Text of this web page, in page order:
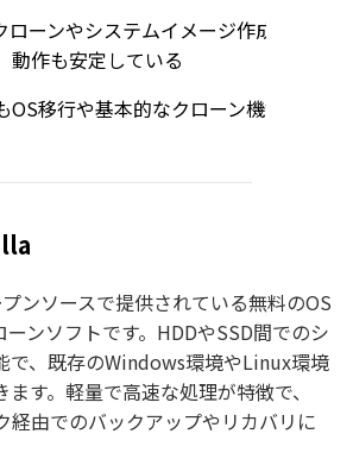
ローンやシステムイメージ作成の信頼
動作も安定している
OS移行や基本的なクローン機能を利
ンソースで提供されている無料のOS
ンソフトです。HDDやSSD間でのシ
で、既存のWindows環境やLinux環境
す。軽量で高速な処理が特徴で、
経由でのバックアップやリカバリに